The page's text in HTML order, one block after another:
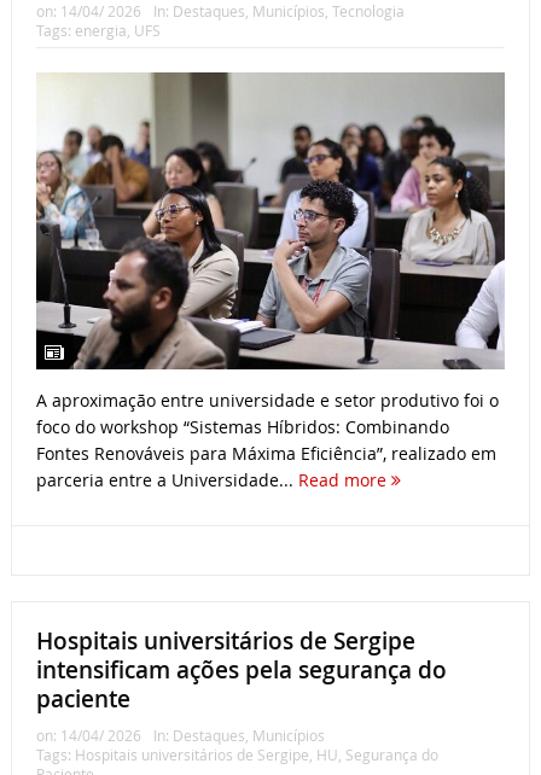
on: 14/04/ 2026 In: Destaques, Municípios, Tecnologia
Tags: energia, UFS
A aproximação entre universidade e setor produtivo foi o
foco do workshop “Sistemas Híbridos: Combinando
Fontes Renováveis para Máxima Eficiência”, realizado em
parceria entre a Universidade... Read more
Hospitais universitários de Sergipe
intensificam ações pela segurança do
paciente
on: 14/04/ 2026 In: Destaques, Municípios
Tags: Hospitais universitários de Sergipe, HU, Segurança do